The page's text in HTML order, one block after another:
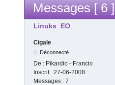
Messages [ 6 ]
Linuks_EO
Cigale
Déconnecté
De : Pikardio - Francio
Inscrit : 27-06-2008
Messages : 7